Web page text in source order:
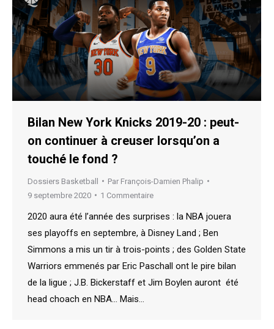
Bilan New York Knicks 2019-20 : peut-
on continuer à creuser lorsqu’on a
touché le fond ?
Dossiers Basketball Par François-Damien Phalip
9 septembre 2020
1 Commentaire
2020 aura été l’année des surprises : la NBA jouera
ses playoffs en septembre, à Disney Land ; Ben
Simmons a mis un tir à trois-points ; des Golden State
Warriors emmenés par Eric Paschall ont le pire bilan
de la ligue ; J.B. Bickerstaff et Jim Boylen auront été
head choach en NBA… Mais…